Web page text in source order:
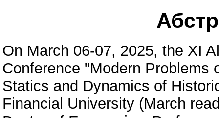
On March 06-07, 2025, the XI
Conference "Modern Problems
Statics and Dynamics of
Financial University (March